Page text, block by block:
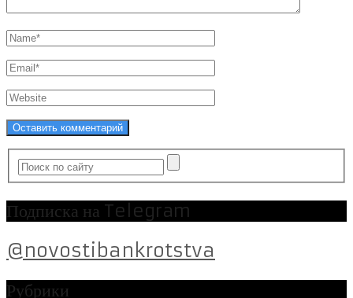
Подписка на Telegram
@novostibankrotstva
Рубрики